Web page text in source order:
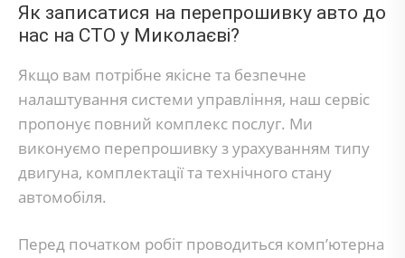
Як записатися на перепрошивку авто до
нас на СТО у Миколаєві?
Якщо вам потрібне якісне та безпечне
налаштування системи управління, наш сервіс
пропонує повний комплекс послуг. Ми
виконуємо перепрошивку з урахуванням типу
двигуна, комплектації та технічного стану
автомобіля.
Перед початком робіт проводиться комп’ютерна